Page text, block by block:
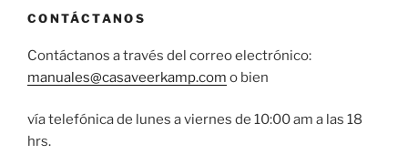
CONTÁCTANOS
Contáctanos a través del correo electrónico:
manuales@casaveerkamp.com o bien
vía telefónica de lunes a viernes de 10:00 am a las 18
hrs.